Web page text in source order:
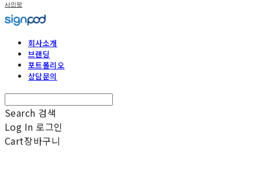
사인팟
회사소개
브랜딩
포트폴리오
상담문의
Search 검색
Log In 로그인
Cart장바구니